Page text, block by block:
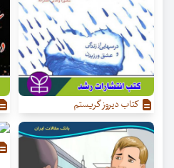
کتاب دیروز گریستم